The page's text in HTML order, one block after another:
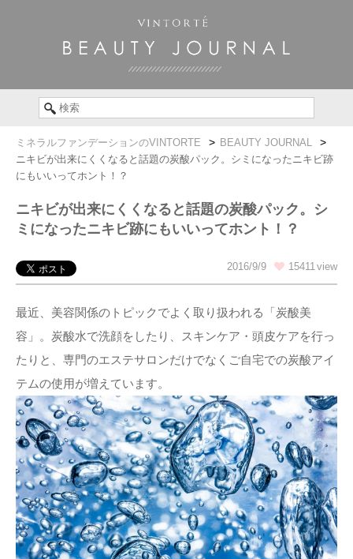
ミネラルファンデーションのVINTORTE
BEAUTY JOURNAL
ニキビが出来にくくなると話題の炭酸パック。シミになったニキビ跡
にもいいってホント！？
ニキビが出来にくくなると話題の炭酸パック。シ
ミになったニキビ跡にもいいってホント！？
2016/9/9 15411
最近、美容関係のトピックでよく取り扱われる「炭酸美
容」。炭酸水で洗顔をしたり、スキンケア・頭皮ケアを行っ
たりと、専門のエステサロンだけでなくご自宅での炭酸アイ
テムの使用が増えています。